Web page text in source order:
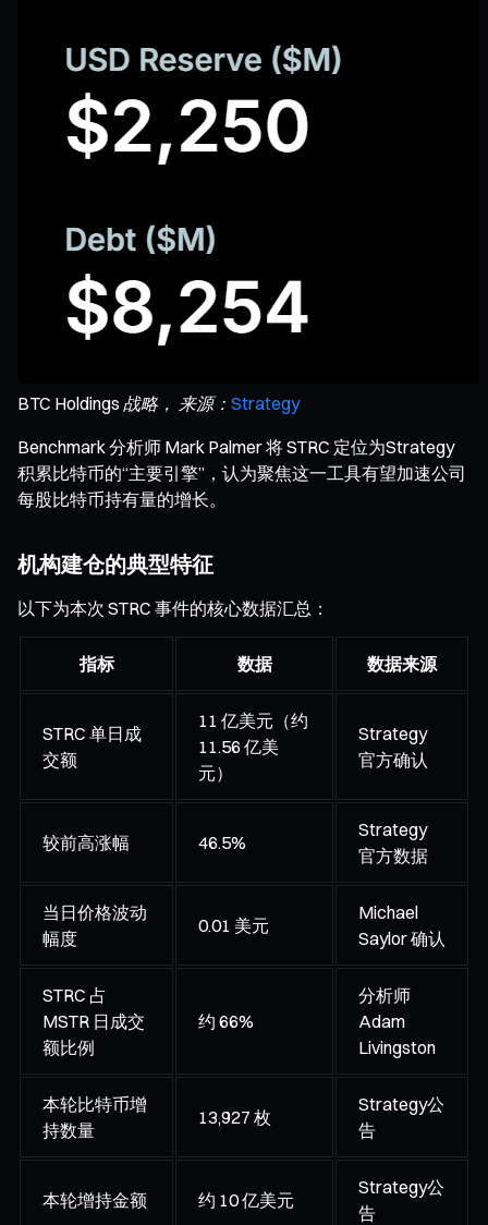
BTC Holdings 战略， 来源： Strategy
Benchmark 分析师 Mark Palmer 将 STRC 定位为Strategy
积累比特币的“主要引擎”，认为聚焦这一工具有望加速公司
每股比特币持有量的增长。
机构建仓的典型特征
以下为本次 STRC 事件的核心数据汇总：
指标 数据 数据来源
STRC 单日成
交额
11 亿美元（约
11.56 亿美
元）
Strategy
官方确认
较前高涨幅 46.5%
Strategy
官方数据
当日价格波动
幅度
0.01 美元
Michael
Saylor 确认
STRC 占
MSTR 日成交
额比例
约 66%
分析师
Adam
Livingston
本轮比特币增
持数量
13,927 枚
Strategy公
告
本轮增持金额 约 10 亿美元
Strategy公
告